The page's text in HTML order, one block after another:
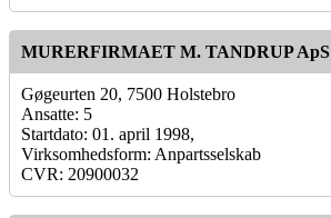
MURERFIRMAET M. TANDRUP ApS
Gøgeurten 20, 7500 Holstebro
Ansatte: 5
Startdato: 01. april 1998,
Virksomhedsform: Anpartsselskab
CVR: 20900032